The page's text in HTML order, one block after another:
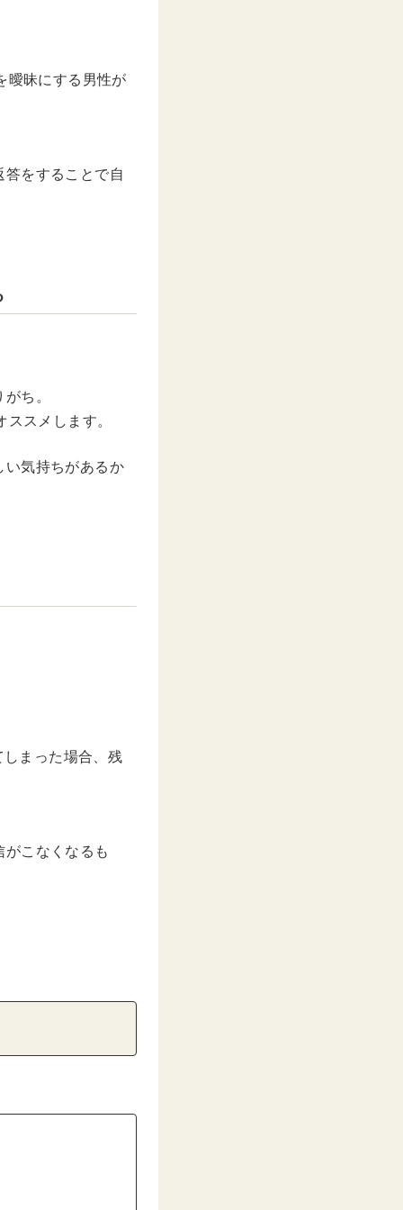
曖昧にする男性が
をすることで自
ち。
スメします。
い気持ちがあるか
まった場合、残
こなくなるも